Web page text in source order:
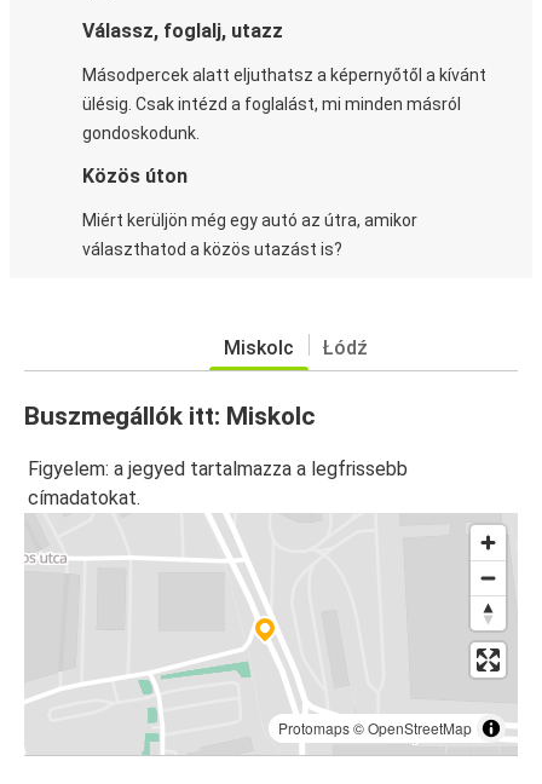
Válassz, foglalj, utazz
Másodpercek alatt eljuthatsz a képernyőtől a kívánt
ülésig. Csak intézd a foglalást, mi minden másról
gondoskodunk.
Közös úton
Miért kerüljön még egy autó az útra, amikor
választhatod a közös utazást is?
Miskolc Łódź
Buszmegállók itt: Miskolc
Figyelem: a jegyed tartalmazza a legfrissebb
címadatokat.
Protomaps©OpenStreetMap